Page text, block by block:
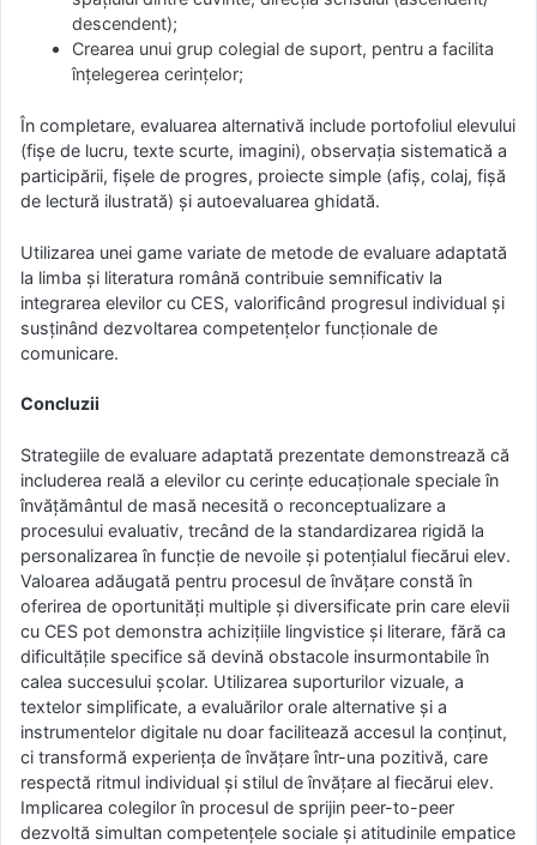
descendent);
Crearea unui grup colegial de suport, pentru a facilita
înțelegerea cerințelor;
În completare, evaluarea alternativă include portofoliul elevului
(fișe de lucru, texte scurte, imagini), observația sistematică a
participării, fișele de progres, proiecte simple (afiș, colaj, fișă
de lectură ilustrată) și autoevaluarea ghidată.
Utilizarea unei game variate de metode de evaluare adaptată
la limba și literatura română contribuie semnificativ la
integrarea elevilor cu CES, valorificând progresul individual și
susținând dezvoltarea competențelor funcționale de
comunicare.
Concluzii
Strategiile de evaluare adaptată prezentate demonstrează că
includerea reală a elevilor cu cerințe educaționale speciale în
învățământul de masă necesită o reconceptualizare a
procesului evaluativ, trecând de la standardizarea rigidă la
personalizarea în funcție de nevoile și potențialul fiecărui elev.
Valoarea adăugată pentru procesul de învățare constă în
oferirea de oportunități multiple și diversificate prin care elevii
cu CES pot demonstra achizițiile lingvistice și literare, fără ca
dificultățile specifice să devină obstacole insurmontabile în
calea succesului școlar. Utilizarea suporturilor vizuale, a
textelor simplificate, a evaluărilor orale alternative și a
instrumentelor digitale nu doar facilitează accesul la conținut,
ci transformă experiența de învățare într-una pozitivă, care
respectă ritmul individual și stilul de învățare al fiecărui elev.
Implicarea colegilor în procesul de sprijin peer-to-peer
dezvoltă simultan competențele sociale și atitudinile empatice